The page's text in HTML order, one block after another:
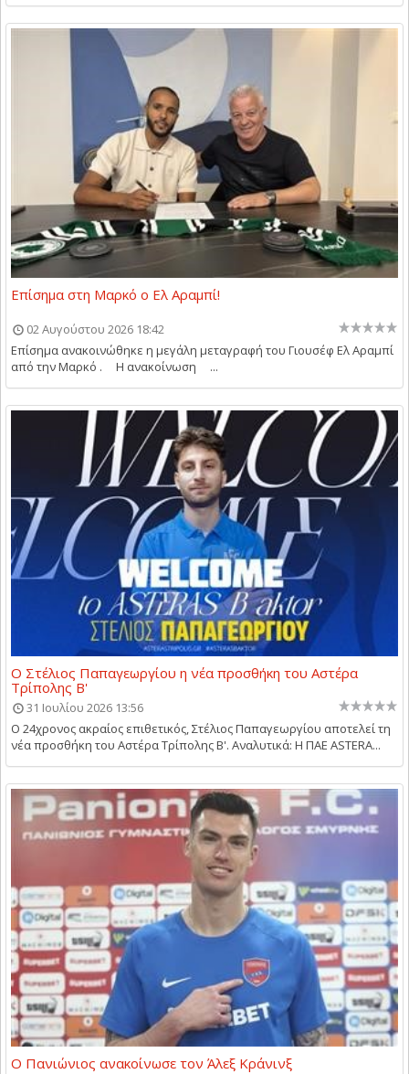
Επίσημα στη Μαρκό ο Ελ Αραμπί!
02 Αυγούστου 2026 18:42
Επίσημα ανακοινώθηκε η μεγάλη μεταγραφή του Γιουσέφ Ελ Αραμπί
από την Μαρκό . Η ανακοίνωση ...
Ο Στέλιος Παπαγεωργίου η νέα προσθήκη του Αστέρα
Τρίπολης Β'
31 Ιουλίου 2026 13:56
Ο 24χρονος ακραίος επιθετικός, Στέλιος Παπαγεωργίου αποτελεί τη
νέα προσθήκη του Αστέρα Τρίπολης Β'. Αναλυτικά: Η ΠΑΕ ASTERA...
Ο Πανιώνιος ανακοίνωσε τον Άλεξ Κράνινξ